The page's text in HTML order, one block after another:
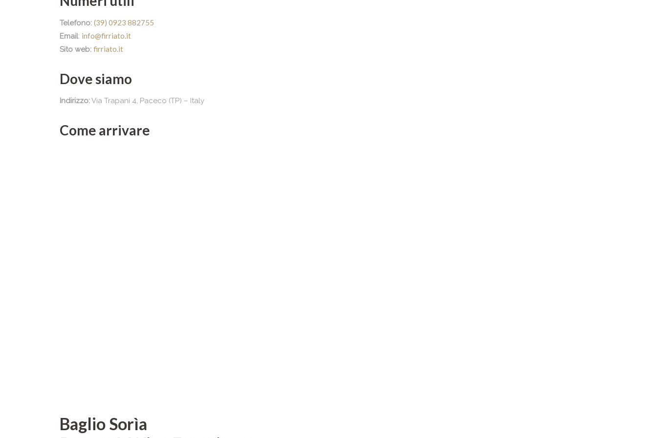
Telefono: (39) 0923 882755
Email: info@firriato.it
Sito web: firriato.it
Dove siamo
Indirizzo:Via Trapani 4, Paceco (TP) – Italy
Come arrivare
Baglio Sorìa